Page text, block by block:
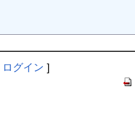
ログイン ]